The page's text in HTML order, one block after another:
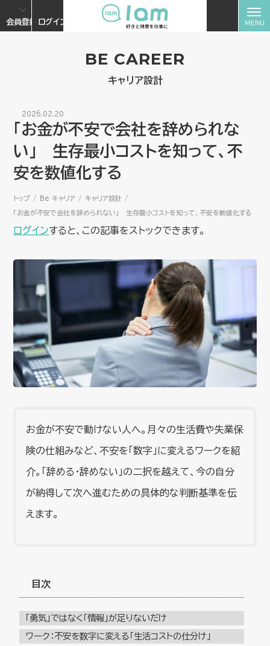
会員登録 ログイン
BE CAREER
キャリア設計
2026.02.20
「お金が不安で会社を辞められな
い」 生存最小コストを知って、不
安を数値化する
トップ Be キャリア キャリア設計
「お金が不安で会社を辞められない」 生存最小コストを知って、不安を数値化する
ログインすると、この記事をストックできます。
お金が不安で動けない人へ。月々の生活費や失業保
険の仕組みなど、不安を「数字」に変えるワークを紹
介。「辞める・辞めない」の二択を越えて、今の自分
が納得して次へ進むための具体的な判断基準を伝
えます。
目次
「勇気」ではなく「情報」が足りないだけ
ワーク：不安を数字に変える「生活コストの仕分け」